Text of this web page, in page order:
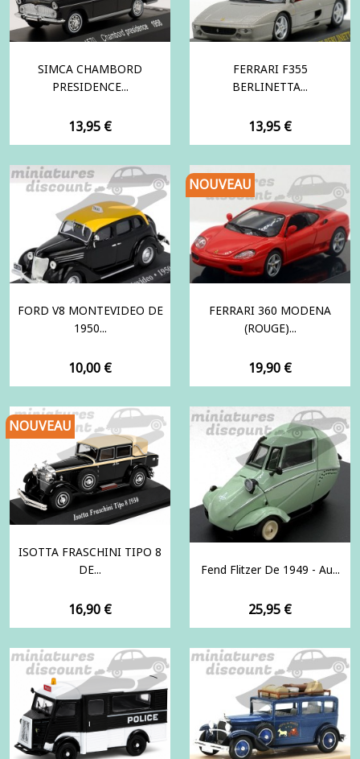
SIMCA CHAMBORD
PRESIDENCE...
Prix
13,95 €
FERRARI F355
BERLINETTA...
Prix
13,95 €
FORD V8 MONTEVIDEO DE
1950...
Prix
10,00 €
FERRARI 360 MODENA
(ROUGE)...
Prix
19,90 €
NOUVEAU
ISOTTA FRASCHINI TIPO 8
DE...
Prix
16,90 €
NOUVEAU
Fend Flitzer De 1949 - Au...
Prix
25,95 €